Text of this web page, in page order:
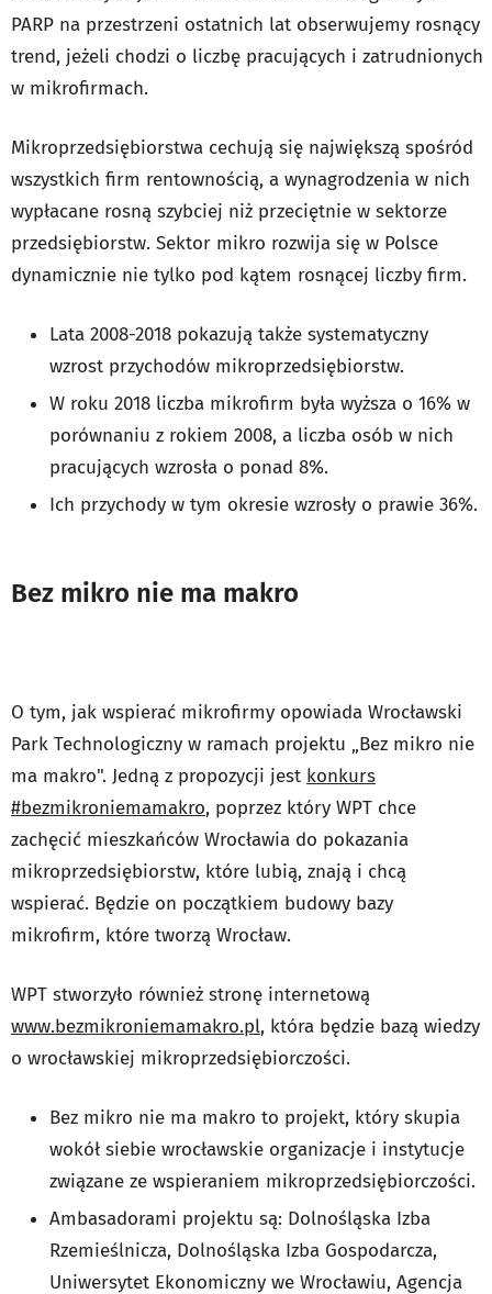
PARP na przestrzeni ostatnich lat obserwujemy rosnący
trend, jeżeli chodzi o liczbę pracujących i zatrudnionych
w mikrofirmach.
Mikroprzedsiębiorstwa cechują się największą spośród
wszystkich firm rentownością, a wynagrodzenia w nich
wypłacane rosną szybciej niż przeciętnie w sektorze
przedsiębiorstw. Sektor mikro rozwija się w Polsce
dynamicznie nie tylko pod kątem rosnącej liczby firm.
Lata 2008-2018 pokazują także systematyczny
wzrost przychodów mikroprzedsiębiorstw.
W roku 2018 liczba mikrofirm była wyższa o 16% w
porównaniu z rokiem 2008, a liczba osób w nich
pracujących wzrosła o ponad 8%.
Ich przychody w tym okresie wzrosły o prawie 36%.
Bez mikro nie ma makro
O tym, jak wspierać mikrofirmy opowiada Wrocławski
Park Technologiczny w ramach projektu „Bez mikro nie
ma makro". Jedną z propozycji jest konkurs
#bezmikroniemamakro, poprzez który WPT chce
zachęcić mieszkańców Wrocławia do pokazania
mikroprzedsiębiorstw, które lubią, znają i chcą
wspierać. Będzie on początkiem budowy bazy
mikrofirm, które tworzą Wrocław.
WPT stworzyło również stronę internetową
www.bezmikroniemamakro.pl, która będzie bazą wiedzy
o wrocławskiej mikroprzedsiębiorczości.
Bez mikro nie ma makro to projekt, który skupia
wokół siebie wrocławskie organizacje i instytucje
związane ze wspieraniem mikroprzedsiębiorczości.
Ambasadorami projektu są: Dolnośląska Izba
Rzemieślnicza, Dolnośląska Izba Gospodarcza,
Uniwersytet Ekonomiczny we Wrocławiu, Agencja